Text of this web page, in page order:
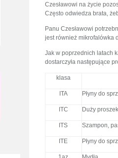
Czesławowi na życie
Często odwiedza brata,
Panu Czesławowi
jest również mikrofalówka
Jak w poprzednich latach
dostarczyła następujące
klasa
ITA Płyny do
ITC Duży
ITS Szampon,
ITE Płyny do